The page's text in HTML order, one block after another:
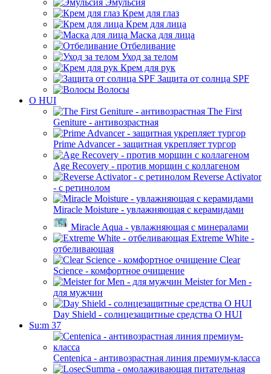
Эмульсия
Крем для глаз
Крем для лица
Маска для лица
Отбеливание
Уход за телом
Крем для рук
Защита от солнца SPF
Волосы
O HUI
The First
Geniture - антивозрастная
Prime Advancer - защитная укрепляет тургор
Age Recovery - против морщин с коллагеном
Reverse Activator
- с ретинолом
Miracle Moisture - увлажняющая с керамидами
Miracle Aqua - увлажняющая с минералами
Extreme White -
отбеливающая
Clear
Science - комфортное очищение
Meister for Men -
для мужчин
Day Shield - солнцезащитные средства O HUI
Su:m 37
Centenica - антивозрастная линия премиум-класса